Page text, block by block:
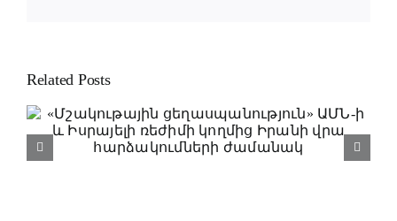
Related Posts
Կովկասյան կարգի ձևավորումը
ԱՄՆ-ի ուղեծրում (ԱՄՆ-ի
փոխնախագահ Ջ.Դ. Վենսի այցի